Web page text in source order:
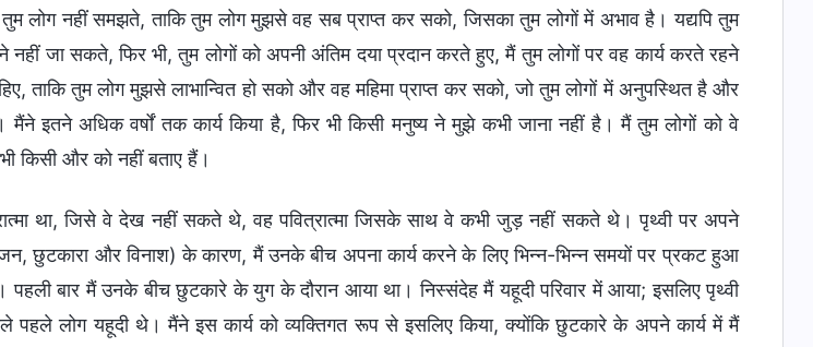
लोग नहीं समझते, ताकि तुम लोग मुझसे वह सब प्राप्त कर सको, जिसका तुम लोगों में अभाव है। यद्यपि तुम
नहीं जा सकते, फिर भी, तुम लोगों को अपनी अंतिम दया प्रदान करते हुए, मैं तुम लोगों पर वह कार्य करते रहने
ताकि तुम लोग मुझसे लाभान्वित हो सको और वह महिमा प्राप्त कर सको, जो तुम लोगों में अनुपस्थित है और
इतने अधिक वर्षों तक कार्य किया है, फिर भी किसी मनुष्य ने मुझे कभी जाना नहीं है। मैं तुम लोगों को वे
किसी और को नहीं बताए हैं।
था, जिसे वे देख नहीं सकते थे, वह पवित्रात्मा जिसके साथ वे कभी जुड़ नहीं सकते थे। पृथ्वी पर अपने
छुटकारा और विनाश) के कारण, मैं उनके बीच अपना कार्य करने के लिए भिन्न-भिन्न समयों पर प्रकट हुआ
बार मैं उनके बीच छुटकारे के युग के दौरान आया था। निस्संदेह मैं यहूदी परिवार में आया; इसलिए पृथ्वी
पहले लोग यहूदी थे। मैंने इस कार्य को व्यक्तिगत रूप से इसलिए किया, क्योंकि छुटकारे के अपने कार्य में मैं